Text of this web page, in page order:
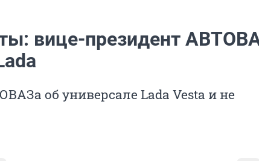
вице-президент
об универсале Lada Vesta и не